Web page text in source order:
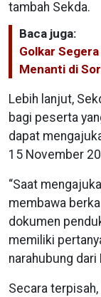
tambah Sekda.
Baca juga:
Golkar
Menanti di
Lebih lanjut,
bagi peserta
dapat
15 November
“Saat
membawa
dokumen
memiliki
narahubung dari
Secara terpisah,